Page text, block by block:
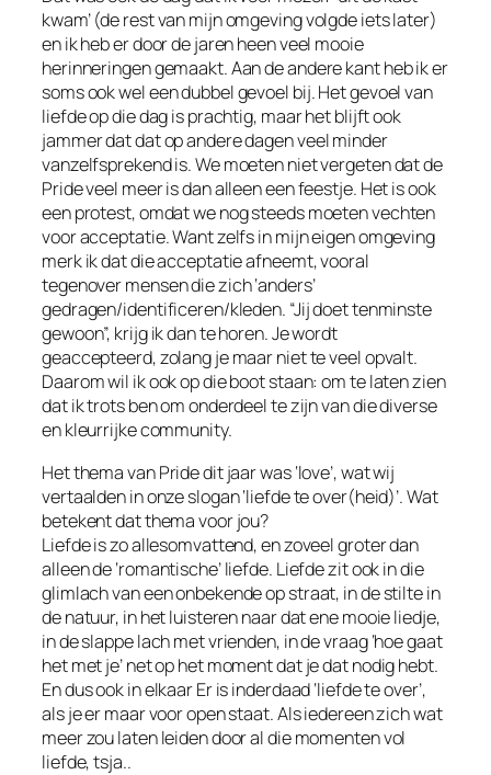
kwam’ (de rest van mijn omgeving volgde iets later)
en ik heb er door de jaren heen veel mooie
herinneringen gemaakt. Aan de andere kant heb ik er
soms ook wel een dubbel gevoel bij. Het gevoel van
liefde op die dag is prachtig, maar het blijft ook
jammer dat dat op andere dagen veel minder
vanzelfsprekend is. We moeten niet vergeten dat de
Pride veel meer is dan alleen een feestje. Het is ook
een protest, omdat we nog steeds moeten vechten
voor acceptatie. Want zelfs in mijn eigen omgeving
merk ik dat die acceptatie afneemt, vooral
tegenover mensen die zich ‘anders’
gedragen/identificeren/kleden. “Jij doet tenminste
gewoon”, krijg ik dan te horen. Je wordt
geaccepteerd, zolang je maar niet te veel opvalt.
Daarom wil ik ook op die boot staan: om te laten zien
dat ik trots ben om onderdeel te zijn van die diverse
en kleurrijke community.
Het thema van Pride dit jaar was ‘love’, wat wij
vertaalden in onze slogan ‘liefde te over(heid)’. Wat
betekent dat thema voor jou?
Liefde is zo allesomvattend, en zoveel groter dan
alleen de ‘romantische’ liefde. Liefde zit ook in die
glimlach van een onbekende op straat, in de stilte in
de natuur, in het luisteren naar dat ene mooie liedje,
in de slappe lach met vrienden, in de vraag ‘hoe gaat
het met je’ net op het moment dat je dat nodig hebt.
En dus ook in elkaar Er is inderdaad ‘liefde te over’,
als je er maar voor open staat. Als iedereen zich wat
meer zou laten leiden door al die momenten vol
liefde, tsja..